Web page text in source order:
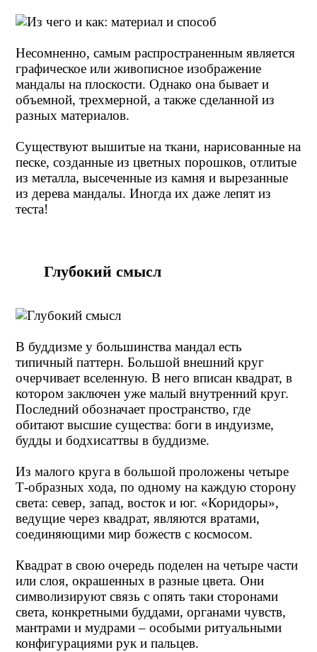
Несомненно, самым распространенным является
графическое или живописное изображение
мандалы на плоскости. Однако она бывает и
объемной, трехмерной, а также сделанной из
разных материалов.
Существуют вышитые на ткани, нарисованные на
песке, созданные из цветных порошков, отлитые
из металла, высеченные из камня и вырезанные
из дерева мандалы. Иногда их даже лепят из
теста!
Глубокий смысл
В буддизме у большинства мандал есть
типичный паттерн. Большой внешний круг
очерчивает вселенную. В него вписан квадрат, в
котором заключен уже малый внутренний круг.
Последний обозначает пространство, где
обитают высшие существа: боги в индуизме,
будды и бодхисаттвы в буддизме.
Из малого круга в большой проложены четыре
Т-образных хода, по одному на каждую сторону
света: север, запад, восток и юг. «Коридоры»,
ведущие через квадрат, являются вратами,
соединяющими мир божеств с космосом.
Квадрат в свою очередь поделен на четыре части
или слоя, окрашенных в разные цвета. Они
символизируют связь с опять таки сторонами
света, конкретными буддами, органами чувств,
мантрами и мудрами – особыми ритуальными
конфигурациями рук и пальцев.